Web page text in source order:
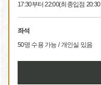
17:30부터 22:00(최종입점 20:30
좌석
50명 수용 가능 / 개인실 있음